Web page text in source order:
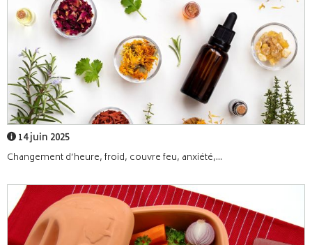
14 juin 2025
Changement d’heure, froid, couvre feu, anxiété,...